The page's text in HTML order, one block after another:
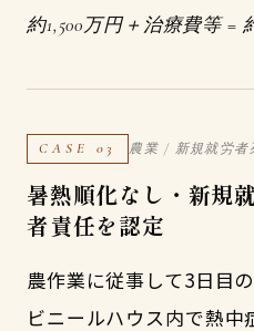
約1,500万円＋治療費等 =
CASE 03 農業 / 新規就労
暑熱順化なし・新規
者責任を認定
農作業に従事して3日目
ビニールハウス内で熱